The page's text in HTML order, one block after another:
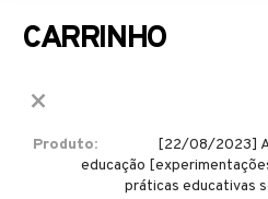
CARRINHO
×
[22/08/2023]
educação
práticas educativas